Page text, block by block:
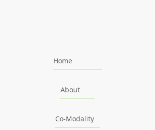
Home
About
Co-Modality